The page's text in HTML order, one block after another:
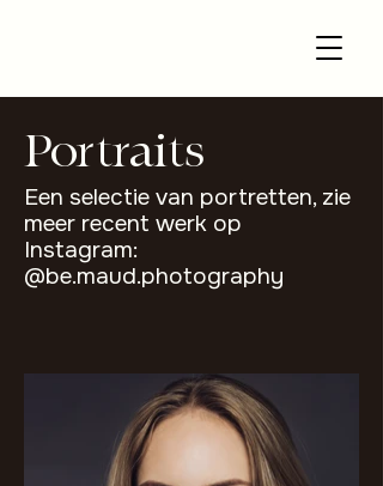
Portraits
Een selectie van portretten, zie
meer recent werk op
Instagram:
@be.maud.photography